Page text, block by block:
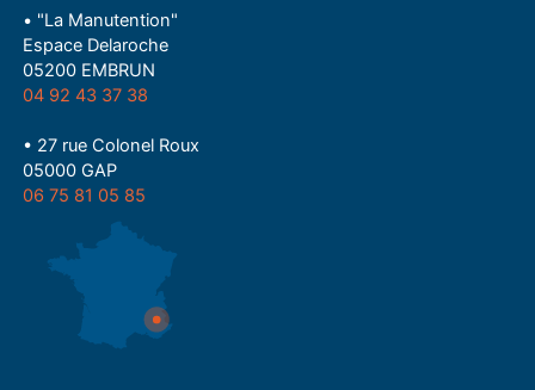
• "La Manutention"
Espace Delaroche
05200 EMBRUN
04 92 43 37 38
• 27 rue Colonel Roux
05000 GAP
06 75 81 05 85